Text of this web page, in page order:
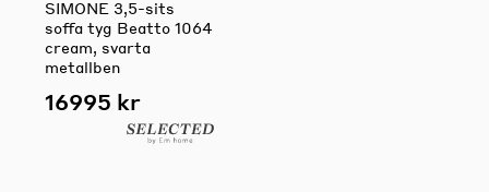
SIMONE 3,5-sits
soffa tyg Beatto 1064
cream, svarta
metallben
16995 kr